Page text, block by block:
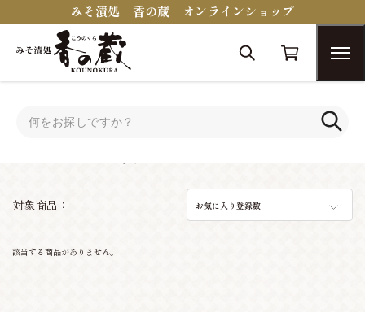
みそ漬処 香の蔵 オンラインショップ
対象商品： お気に入り登録数
該当する商品がありません。